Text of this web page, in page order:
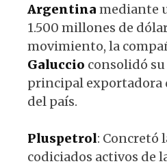
Argentina mediante
1.500 millones de
movimiento, la
Galuccio consolidó
principal exportadora
del país.
Pluspetrol: Concretó
codiciados activos de